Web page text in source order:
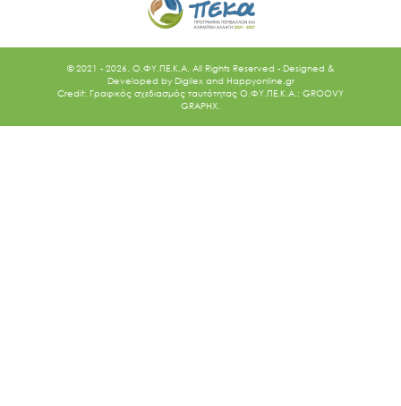
© 2021 - 2026. O.ΦΥ.ΠΕ.Κ.Α. All Rights Reserved - Designed &
Developed by Digilex and Happyonline.gr
Credit: Γραφικός σχεδιασμός ταυτότητας Ο.ΦΥ.ΠΕ.Κ.Α.: GROOVY
GRAPHX.